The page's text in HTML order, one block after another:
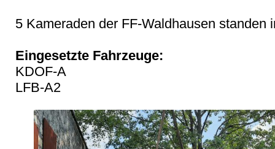
5 Kameraden der FF-Waldhausen standen
Eingesetzte Fahrzeuge:
KDOF-A
LFB-A2